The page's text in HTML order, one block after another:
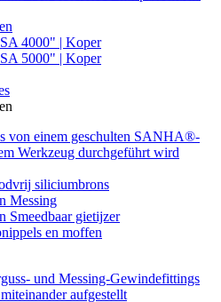
4000" | Koper
5000" | Koper
siliciumbrons
Messing
Smeedbaar gietijzer
en moffen